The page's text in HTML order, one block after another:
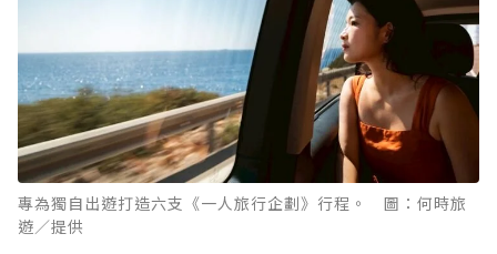
專為獨自出遊打造六支《一人旅行企劃》行程。 圖：何時旅
遊／提供